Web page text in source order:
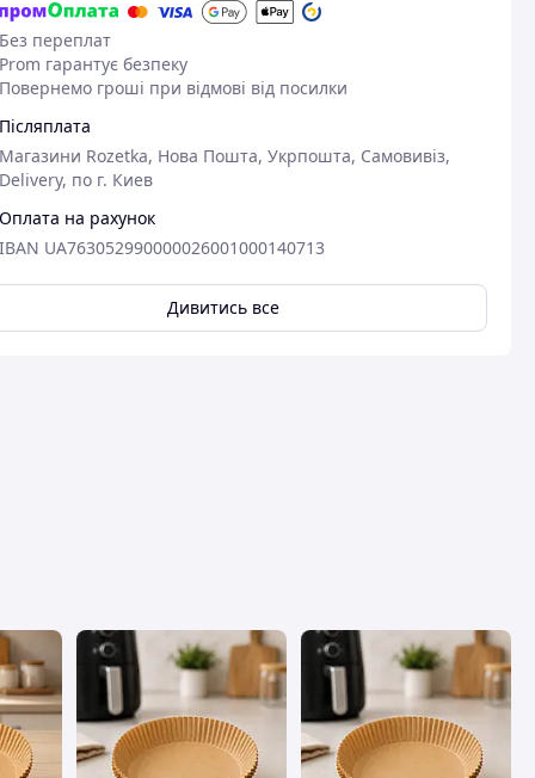
Без переплат
Prom гарантує безпеку
Повернемо гроші при відмові від посилки
Післяплата
Магазини Rozetka, Нова Пошта, Укрпошта, Самовивіз,
Delivery, по г. Киев
Оплата на рахунок
IBAN UA763052990000026001000140713
Дивитись все